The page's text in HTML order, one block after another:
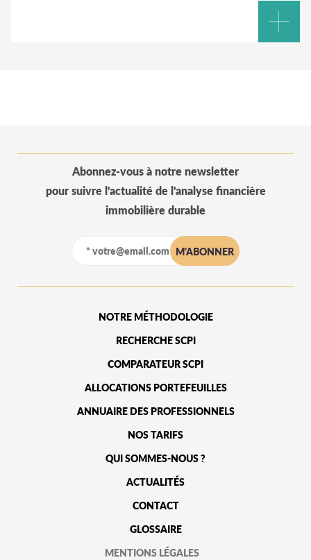
Abonnez-vous à notre newsletter
pour suivre l'actualité de l'analyse financière
immobilière durable
NOTRE MÉTHODOLOGIE
RECHERCHE SCPI
COMPARATEUR SCPI
ALLOCATIONS PORTEFEUILLES
ANNUAIRE DES PROFESSIONNELS
NOS TARIFS
QUI SOMMES-NOUS ?
ACTUALITÉS
CONTACT
GLOSSAIRE
MENTIONS LÉGALES